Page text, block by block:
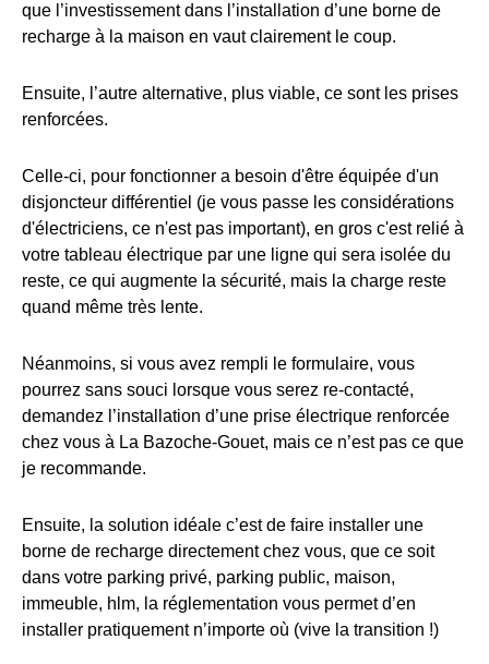
que l’investissement dans l’installation d’une borne de
recharge à la maison en vaut clairement le coup.
Ensuite, l’autre alternative, plus viable, ce sont les prises
renforcées.
Celle-ci, pour fonctionner a besoin d'être équipée d'un
disjoncteur différentiel (je vous passe les considérations
d'électriciens, ce n'est pas important), en gros c'est relié à
votre tableau électrique par une ligne qui sera isolée du
reste, ce qui augmente la sécurité, mais la charge reste
quand même très lente.
Néanmoins, si vous avez rempli le formulaire, vous
pourrez sans souci lorsque vous serez re-contacté,
demandez l’installation d’une prise électrique renforcée
chez vous à La Bazoche-Gouet, mais ce n’est pas ce que
je recommande.
Ensuite, la solution idéale c’est de faire installer une
borne de recharge directement chez vous, que ce soit
dans votre parking privé, parking public, maison,
immeuble, hlm, la réglementation vous permet d’en
installer pratiquement n’importe où (vive la transition !)